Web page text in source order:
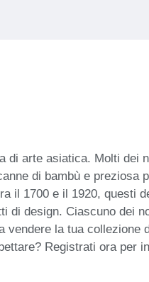
di arte asiatica. Molti
di bambù e preziosa
il 1700 e il 1920,
design. Ciascuno dei
la tua
Registrati ora per